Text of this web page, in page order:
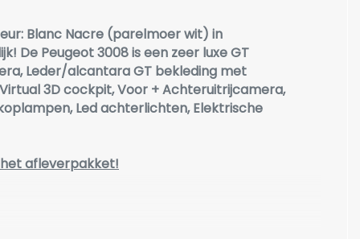
Blanc Nacre (parelmoer wit) in
De Peugeot 3008 is een zeer luxe GT
Leder/alcantara GT bekleding met
3D cockpit, Voor + Achteruitrijcamera,
Led achterlichten, Elektrische
afleverpakket!